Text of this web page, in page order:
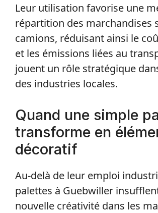
Leur utilisation favorise une
répartition des marchandises
camions, réduisant ainsi le
et les émissions liées au
jouent un rôle stratégique
des industries locales.
Quand une simple
transforme en
décoratif
Au-delà de leur emploi
palettes à Guebwiller
nouvelle créativité dans les